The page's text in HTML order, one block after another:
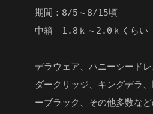
期間：8/5～8/15頃
中箱 1.8ｋ～2.0ｋくらい
デラウェア、ハニーシードレ
ダークリッジ、キングデラ
ーブラック、その他多数な